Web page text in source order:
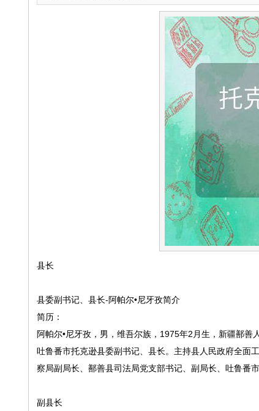
县长
县委副书记、县长-阿帕尔•尼牙孜简介
简历：
阿帕尔•尼牙孜，男，维吾尔族，1975年2月生，新疆鄯
吐鲁番市托克逊县委副书记、县长。主持县人民政府全面
察局副局长、鄯善县司法局党支部书记、副局长、吐鲁番
副县长